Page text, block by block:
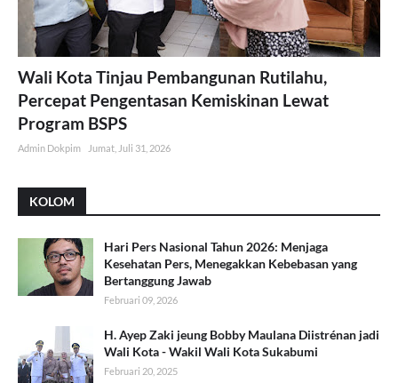
Wali Kota Tinjau Pembangunan Rutilahu,
Percepat Pengentasan Kemiskinan Lewat
Program BSPS
Admin Dokpim Jumat, Juli 31, 2026
KOLOM
Hari Pers Nasional Tahun 2026: Menjaga
Kesehatan Pers, Menegakkan Kebebasan yang
Bertanggung Jawab
Februari 09, 2026
H. Ayep Zaki jeung Bobby Maulana Diistrénan jadi
Wali Kota - Wakil Wali Kota Sukabumi
Februari 20, 2025